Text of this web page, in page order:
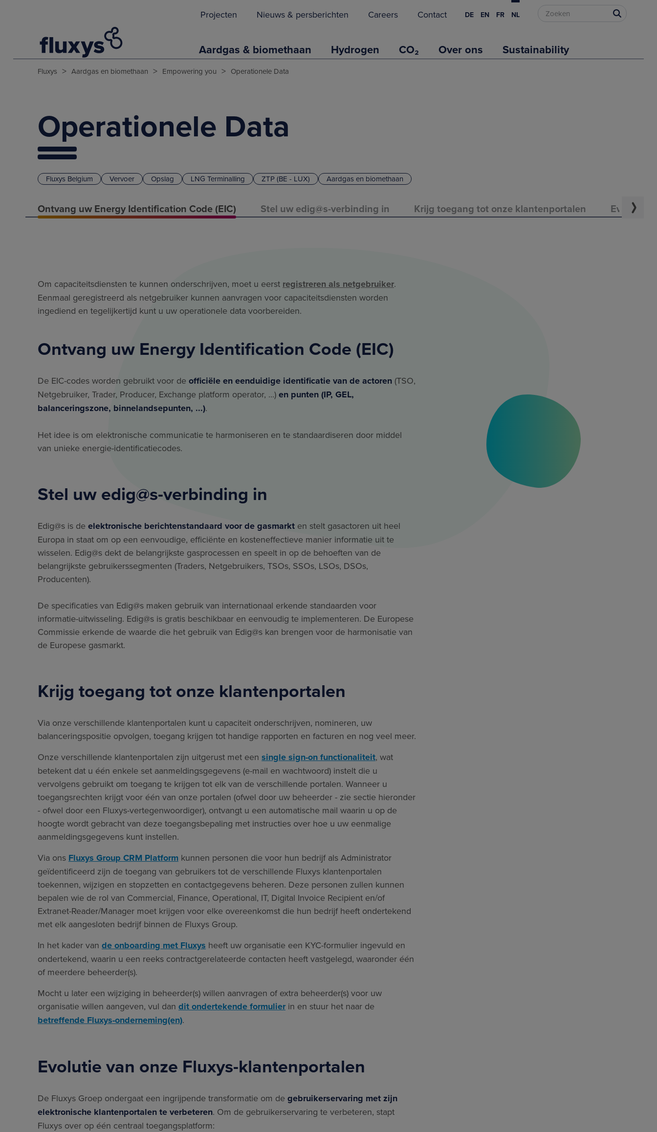
Projecten Nieuws & persberichten Careers Contact DE EN FR NL
Aardgas & biomethaan Hydrogen CO₂ Over ons Sustainability
Fluxys > Aardgas en biomethaan > Empowering you > Operationele Data
Fluxys Belgium Vervoer Opslag LNG Terminalling ZTP (BE - LUX) Aardgas en biomethaan
Operationele Data
Ontvang uw Energy Identification Code (EIC) Stel uw edig@s-verbinding in Krijg toegang tot onze klantenportalen Evolutie
Om capaciteitsdiensten te kunnen onderschrijven, moet u eerst registreren als netgebruiker.
Eenmaal geregistreerd als netgebruiker kunnen aanvragen voor capaciteitsdiensten worden
ingediend en tegelijkertijd kunt u uw operationele data voorbereiden.
Ontvang uw Energy Identification Code (EIC)
De EIC-codes worden gebruikt voor de officiële en eenduidige identificatie van de actoren (TSO,
Netgebruiker, Trader, Producer, Exchange platform operator, ...) en punten (IP, GEL,
balanceringszone, binnelandsepunten, ...).
Het idee is om elektronische communicatie te harmoniseren en te standaardiseren door middel
van unieke energie-identificatiecodes.
Stel uw edig@s-verbinding in
Edig@s is de elektronische berichtenstandaard voor de gasmarkt en stelt gasactoren uit heel
Europa in staat om op een eenvoudige, efficiënte en kosteneffectieve manier informatie uit te
wisselen. Edig@s dekt de belangrijkste gasprocessen en speelt in op de behoeften van de
belangrijkste gebruikerssegmenten (Traders, Netgebruikers, TSOs, SSOs, LSOs, DSOs,
Producenten).
De specificaties van Edig@s maken gebruik van internationaal erkende standaarden voor
informatie-uitwisseling. Edig@s is gratis beschikbaar en eenvoudig te implementeren. De Europese
Commissie erkende de waarde die het gebruik van Edig@s kan brengen voor de harmonisatie van
de Europese gasmarkt.
Krijg toegang tot onze klantenportalen
Via onze verschillende klantenportalen kunt u capaciteit onderschrijven, nomineren, uw
balanceringspositie opvolgen, toegang krijgen tot handige rapporten en facturen en nog veel meer.
Onze verschillende klantenportalen zijn uitgerust met een single sign-on functionaliteit, wat
betekent dat u één enkele set aanmeldingsgegevens (e-mail en wachtwoord) instelt die u
vervolgens gebruikt om toegang te krijgen tot elk van de verschillende portalen. Wanneer u
toegangsrechten krijgt voor één van onze portalen (ofwel door uw beheerder - zie sectie hieronder
- ofwel door een Fluxys-vertegenwoordiger), ontvangt u een automatische mail waarin u op de
hoogte wordt gebracht van deze toegangsbepaling met instructies over hoe u uw eenmalige
aanmeldingsgegevens kunt instellen.
Via ons Fluxys Group CRM Platform kunnen personen die voor hun bedrijf als Administrator
geïdentificeerd zijn de toegang van gebruikers tot de verschillende Fluxys klantenportalen
toekennen, wijzigen en stopzetten en contactgegevens beheren. Deze personen zullen kunnen
bepalen wie de rol van Commercial, Finance, Operational, IT, Digital Invoice Recipient en/of
Extranet-Reader/Manager moet krijgen voor elke overeenkomst die hun bedrijf heeft ondertekend
met elk aangesloten bedrijf binnen de Fluxys Group.
In het kader van de onboarding met Fluxys heeft uw organisatie een KYC-formulier ingevuld en
ondertekend, waarin u een reeks contractgerelateerde contacten heeft vastgelegd, waaronder één
of meerdere beheerder(s).
Mocht u later een wijziging in beheerder(s) willen aanvragen of extra beheerder(s) voor uw
organisatie willen aangeven, vul dan dit ondertekende formulierin en stuur het naar de
betreffende Fluxys-onderneming(en).
Evolutie van onze Fluxys-klantenportalen
De Fluxys Groep ondergaat een ingrijpende transformatie om de gebruikerservaring met zijn
elektronische klantenportalen te verbeteren. Om de gebruikerservaring te verbeteren, stapt
Fluxys over op één centraal toegangsplatform: